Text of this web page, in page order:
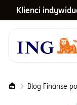
Klienci
Menu główne
Notowania
Blog Finanse